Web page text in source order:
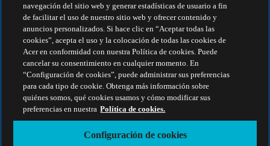
Sostenibilidad
Responsabilidad social corporativa
Huella de carbono del producto
Proyecto Humanity
Earthion
Política de privacidad
Política de cookies
Aviso legal
Información legal adicional
Política de accesibilidad
navegación del sitio web y generar estadísticas de usuario a fin
de facilitar el uso de nuestro sitio web y ofrecer contenido y
anuncios personalizados. Si hace clic en “Aceptar todas las
cookies”, acepta el uso y la colocación de todas las cookies de
Acer en conformidad con nuestra Política de cookies. Puede
cancelar su consentimiento en cualquier momento. En
“Configuración de cookies”, puede administrar sus preferencias
para cada tipo de cookie. Obtenga más información sobre
quiénes somos, qué cookies usamos y cómo modificar sus
preferencias en nuestra Política de cookies.
Configuración de cookies